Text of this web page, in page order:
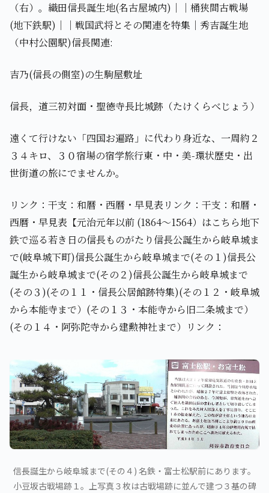
（右）。織田信長誕生地(名古屋城内)｜｜桶狭間古戦場
(地下鉄駅)｜｜戦国武将とその関連を特集｜秀吉誕生地
（中村公園駅)信長関連:
吉乃(信長の側室)の生駒屋敷址
信長，道三初対面・聖徳寺長比城跡（たけくらべじょう）
遠くて行けない「四国お遍路」に代わり身近な、一周約２
３４キロ、３０宿場の宿学旅行東・中・美-環状歴史・出
世街道の旅にでませんか。
リンク：干支：和暦・西暦・早見表リンク：干支：和暦・
西暦・早見表【元治元年以前 (1864～1564）はこちら地下
鉄で巡る若き日の信長ものがたり信長公誕生から岐阜城ま
で(岐阜城下町)信長公誕生から岐阜城まで(その１)信長公
誕生から岐阜城まで(その２)信長公誕生から岐阜城まで
(その３)(その１１・信長公居館跡特集)(その１２・岐阜城
から本能寺まで）(その１３・本能寺から旧二条城まで）
(その１４・阿弥陀寺から建勲神社まで）リンク：
信長誕生から岐阜城まで(その４) 名鉄・富士松駅前にあります。
小豆坂古戦場跡１。上写真３枚は古戦場跡に並んで建つ３基の碑